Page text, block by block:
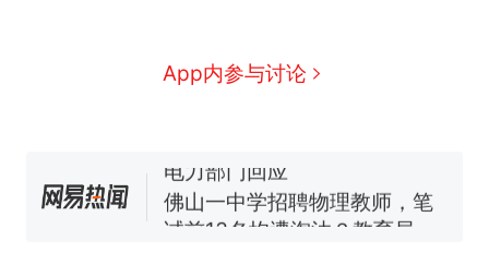
App内参与讨论
人生
新 搬家报价570元，搬到楼下
交5060元才肯搬上楼！女子傻
佛山一中学招聘物理教师，笔
试前13名均遭淘汰？教育局：